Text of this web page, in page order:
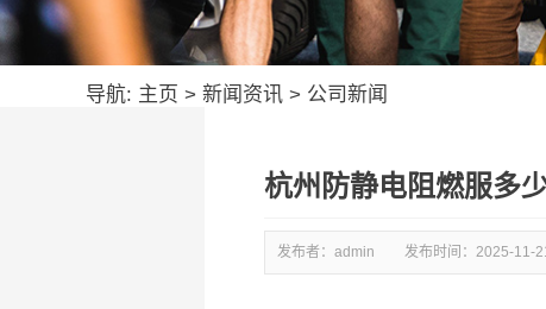
导航: 主页 > 新闻资讯 > 公司新闻
杭州防静电阻燃服多
发布者：admin 发布时间： 2025-11-